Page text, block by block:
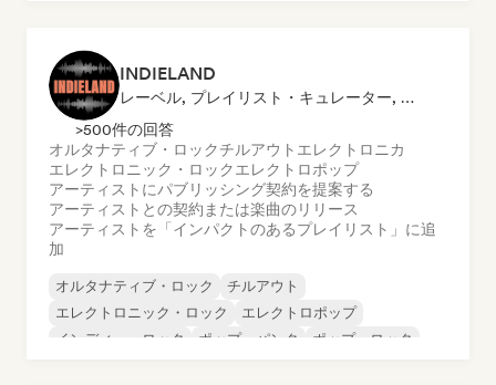
INDIELAND
レーベル, プレイリスト・キュレーター, 発行者
>500件の回答
オルタナティブ・ロックチルアウト エレクトロニカ
エレクトロニック・ロックエレクトロポップ
アーティストにパブリッシング契約を提案する
アーティストとの契約または楽曲のリリース
アーティストを「インパクトのあるプレイリスト」に追
加
オルタナティブ・ロック
チルアウト
エレクトロニック・ロック
エレクトロポップ
インディー・ロック
ポップ・パンク
ポップ・ロック